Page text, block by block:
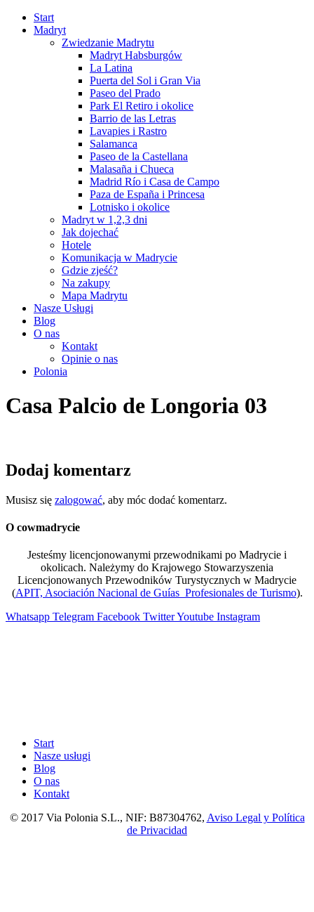
Start
Madryt
Zwiedzanie Madrytu
Madryt Habsburgów
La Latina
Puerta del Sol i Gran Via
Paseo del Prado
Park El Retiro i okolice
Barrio de las Letras
Lavapies i Rastro
Salamanca
Paseo de la Castellana
Malasaña i Chueca
Madrid Río i Casa de Campo
Paza de España i Princesa
Lotnisko i okolice
Madryt w 1,2,3 dni
Jak dojechać
Hotele
Komunikacja w Madrycie
Gdzie zjeść?
Na zakupy
Mapa Madrytu
Nasze Usługi
Blog
O nas
Kontakt
Opinie o nas
Polonia
Casa Palcio de Longoria 03
Dodaj komentarz
Musisz się zalogować, aby móc dodać komentarz.
O cowmadrycie
Jesteśmy licencjonowanymi przewodnikami po Madrycie i
okolicach. Należymy do Krajowego Stowarzyszenia
Licencjonowanych Przewodników Turystycznych w Madrycie
(APIT, Asociación Nacional de Guías Profesionales de Turismo).
Whatsapp Telegram Facebook TwitterYoutube Instagram
Start
Nasze usługi
Blog
O nas
Kontakt
© 2017 Via Polonia S.L., NIF: B87304762, Aviso Legal y Política
de Privacidad